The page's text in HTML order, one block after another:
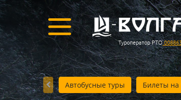
Туроператор РТО
Автобусные туры Билеты